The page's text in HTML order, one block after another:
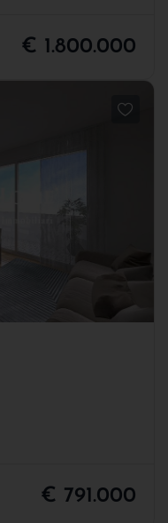
€ 1.800.000
€ 791.000